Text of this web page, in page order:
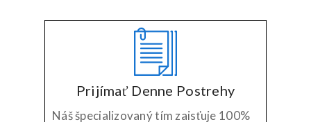
Prijímať Denne Postrehy
Náš špecializovaný tím zaisťuje 100%